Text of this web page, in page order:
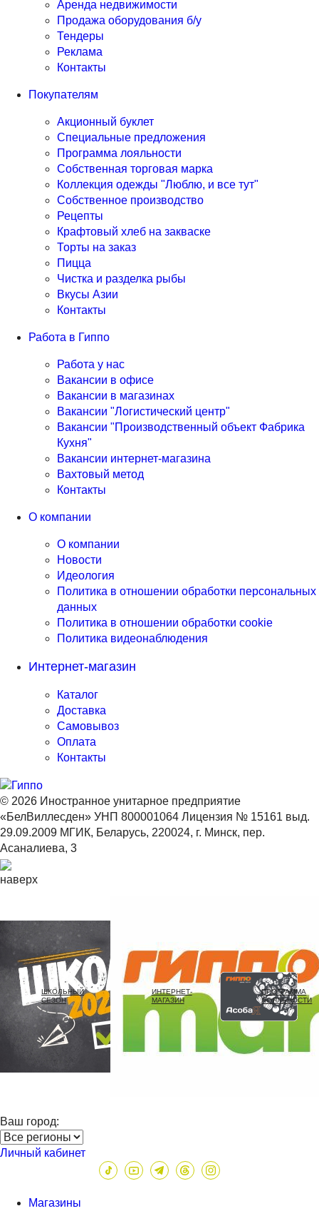
Аренда недвижимости
Продажа оборудования б/у
Тендеры
Реклама
Контакты
Покупателям
Акционный буклет
Специальные предложения
Программа лояльности
Собственная торговая марка
Коллекция одежды "Люблю, и все тут"
Собственное производство
Рецепты
Крафтовый хлеб на закваске
Торты на заказ
Пицца
Чистка и разделка рыбы
Вкусы Азии
Контакты
Работа в Гиппо
Работа у нас
Вакансии в офисе
Вакансии в магазинах
Вакансии "Логистический центр"
Вакансии "Производственный объект Фабрика
Кухня"
Вакансии интернет-магазина
Вахтовый метод
Контакты
О компании
О компании
Новости
Идеология
Политика в отношении обработки персональных
данных
Политика в отношении обработки cookie
Политика видеонаблюдения
Интернет-магазин
Каталог
Доставка
Самовывоз
Оплата
Контакты
© 2026 Иностранное унитарное предприятие
«БелВиллесден» УНП 800001064 Лицензия № 15161 выд.
29.09.2009 МГИК, Беларусь, 220024, г. Минск, пер.
Асаналиева, 3
наверх
ШКОЛЬНЫЙ
СЕЗОН
ИНТЕРНЕТ-
МАГАЗИН
ПРОГРАММА
ЛОЯЛЬНОСТИ
Ваш город:
Личный кабинет
Магазины